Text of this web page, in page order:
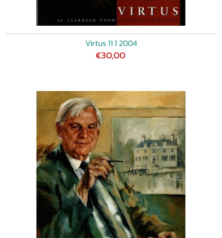
Virtus 11 ǀ 2004
€30,00